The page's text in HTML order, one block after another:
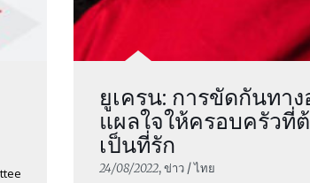
ยูเครน: การขัดกันทา
แผลใจให้ครอบครัวที่
เป็นที่รัก
24/08/2022, ข่าว / ไทย